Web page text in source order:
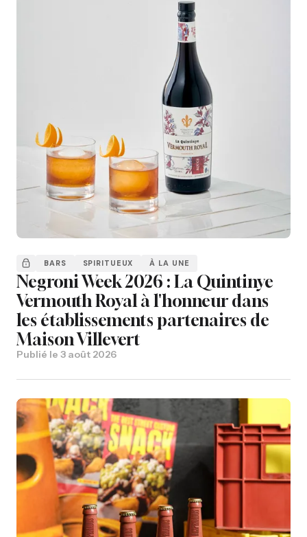
BARS SPIRITUEUX À LA UNE
Negroni Week 2026 : La Quintinye
Vermouth Royal à l'honneur dans
les établissements partenaires de
Maison Villevert
Publié le 3 août 2026